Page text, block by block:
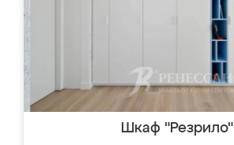
Шкаф "Резрило"